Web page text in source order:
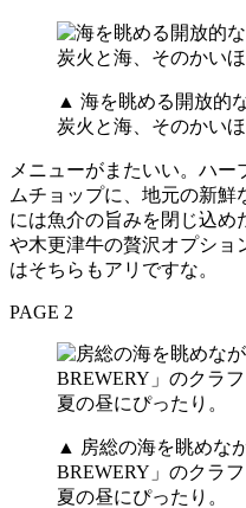
▲ 海を眺める開放的
炭火と海、そのかい
メニューがまたいい。ハ
ムチョップに、地元の新
には魚介の旨みを閉じ込め
や木更津牛の贅沢オプショ
はそちらもアリですな。
PAGE 2
▲ 房総の海を眺めな
BREWERY」のクラ
夏の昼にぴったり。